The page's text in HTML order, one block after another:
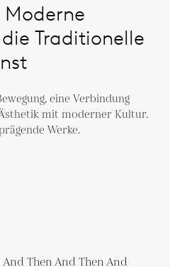
Traditionelle
eine Verbindung
mit moderner Kultur.
Werke.